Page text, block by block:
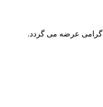
گرامی عرضه می گردد.